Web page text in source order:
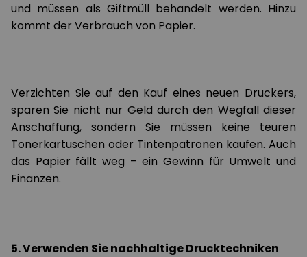
und müssen als Giftmüll behandelt werden. Hinzu
kommt der Verbrauch von Papier.
Verzichten Sie auf den Kauf eines neuen Druckers,
sparen Sie nicht nur Geld durch den Wegfall dieser
Anschaffung, sondern Sie müssen keine teuren
Tonerkartuschen oder Tintenpatronen kaufen. Auch
das Papier fällt weg – ein Gewinn für Umwelt und
Finanzen.
5. Verwenden Sie nachhaltige Drucktechniken